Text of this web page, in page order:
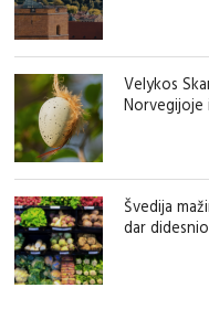
Velykos
Norvegijoje
Švedija
dar